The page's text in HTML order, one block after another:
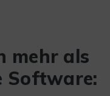
mehr als
Software: